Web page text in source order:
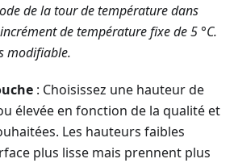
de la tour de température dans
de température fixe de 5 °C.
modifiable.
: Choisissez une hauteur de
élevée en fonction de la qualité et
Les hauteurs faibles
plus lisse mais prennent plus